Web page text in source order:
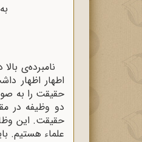
به: 316
اطهار اظهار
حقیقت را به
دو وظیفه در
حقیقت. این
علماء هستیم.